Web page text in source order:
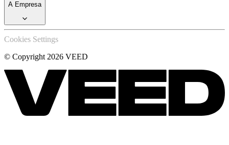
A Empresa
Cookies Settings
© Copyright 2026 VEED